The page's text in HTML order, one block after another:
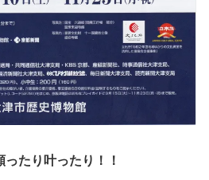
たり叶ったり！！